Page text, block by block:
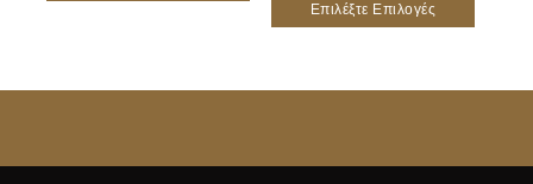
Επιλέξτε Επιλογές